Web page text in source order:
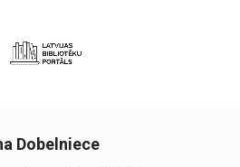
Dobelniece